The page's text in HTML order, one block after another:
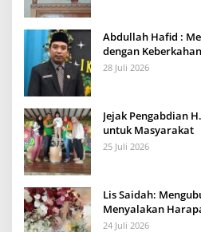
Abdullah Hafid :
dengan Keberkahan
28 Juli 2026
Jejak Pengabdian
untuk Masyarakat
25 Juli 2026
Lis Saidah:
Menyalakan
24 Juli 2026